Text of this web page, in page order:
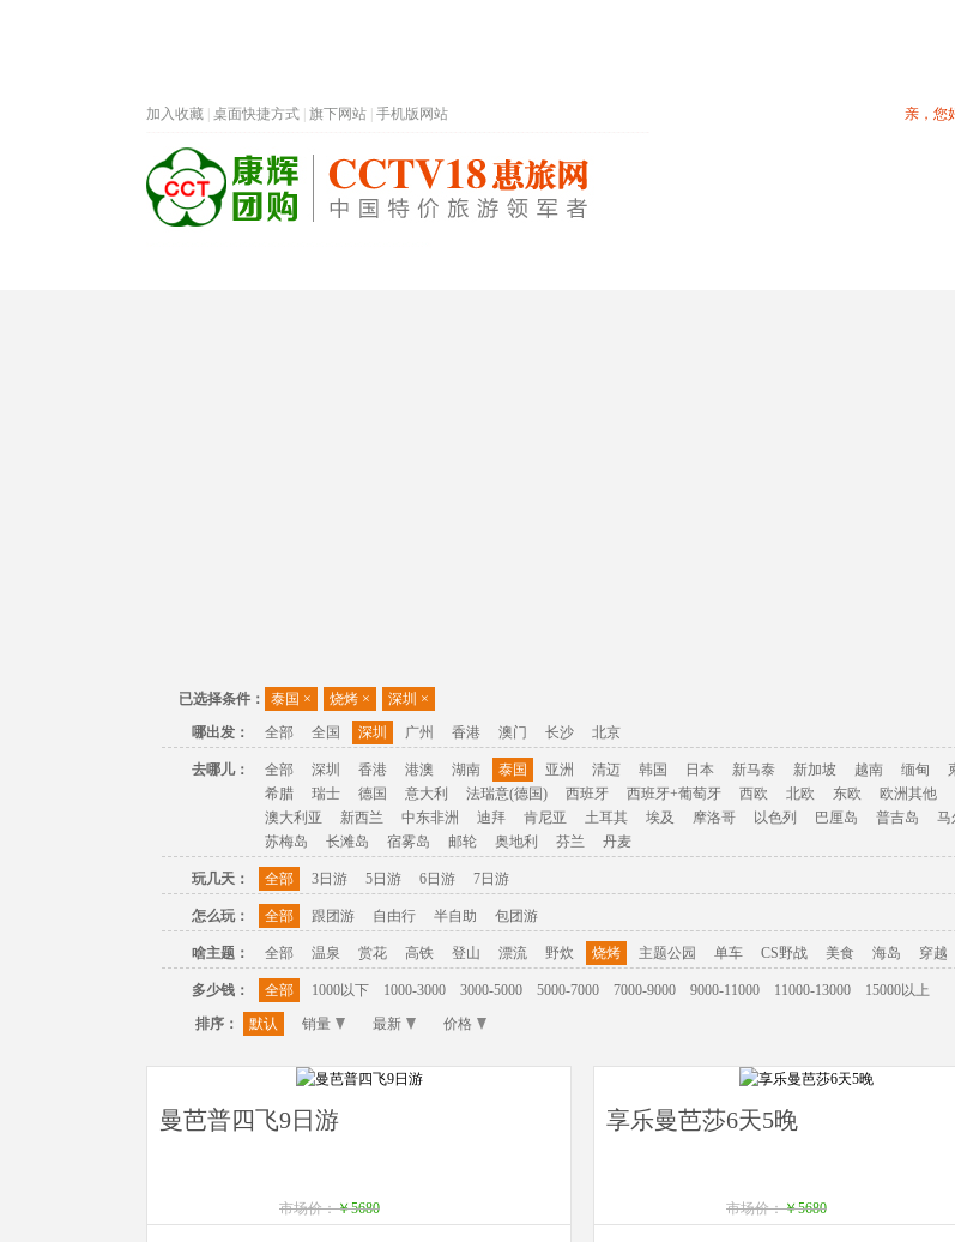
亲，您
加入收藏 桌面快捷方式 旗下网站 手机版网站
已选择条件： 泰国 × 烧烤 × 深圳 ×
哪出发：
全部 全国 深圳 广州 香港 澳门 长沙 北京
去哪儿： 全部 深圳 香港 港澳 湖南 泰国 亚洲 清迈 韩国 日本 新马泰 新加坡 越南 缅甸
希腊
瑞士 德国 意大利 法瑞意(德国) 西班牙 西班牙+葡萄牙 西欧 北欧 东欧 欧洲其他
澳大利亚
新西兰 中东非洲 迪拜 肯尼亚 土耳其 埃及 摩洛哥 以色列 巴厘岛 普吉岛 马
苏梅岛
长滩岛 宿雾岛 邮轮 奥地利 芬兰 丹麦
玩几天： 全部 3日游 5日游 6日游 7日游
怎么玩： 全部 跟团游 自由行 半自助 包团游
啥主题： 全部 温泉 赏花 高铁 登山 漂流 野炊 烧烤 主题公园 单车 CS野战 美食 海岛 穿越
多少钱： 全部 1000以下 1000-3000 3000-5000 5000-7000 7000-9000 9000-11000 11000-13000
15000以上
排序：
默认 销量 最新 价格
曼芭普四飞9日游
市场价：￥5680
享乐曼芭莎6天5晚
市场价：￥5680